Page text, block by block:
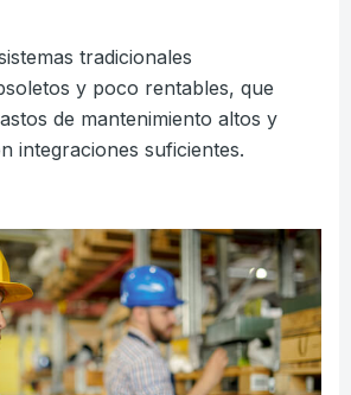
tradicionales
y poco rentables, que
de mantenimiento altos y
integraciones suficientes.